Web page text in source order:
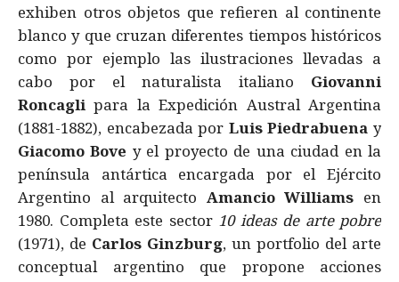
exhiben otros objetos que refieren al continente
blanco y que cruzan diferentes tiempos históricos
como por ejemplo las ilustraciones llevadas a
cabo por el naturalista italiano Giovanni
Roncagli para la Expedición Austral Argentina
(1881-1882), encabezada por Luis Piedrabuena y
Giacomo Bove y el proyecto de una ciudad en la
península antártica encargada por el Ejército
Argentino al arquitecto Amancio Williams en
1980. Completa este sector 10 ideas de arte pobre
(1971), de Carlos Ginzburg, un portfolio del arte
conceptual argentino que propone acciones